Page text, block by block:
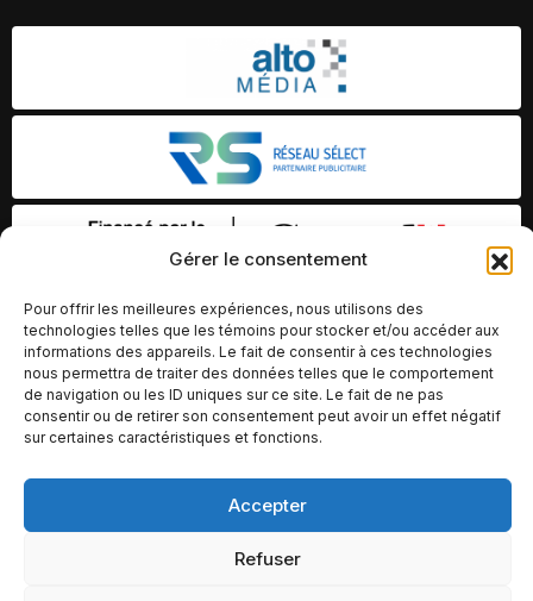
Gérer le consentement
Pour offrir les meilleures expériences, nous utilisons des
technologies telles que les témoins pour stocker et/ou accéder aux
informations des appareils. Le fait de consentir à ces technologies
nous permettra de traiter des données telles que le comportement
de navigation ou les ID uniques sur ce site. Le fait de ne pas
consentir ou de retirer son consentement peut avoir un effet négatif
sur certaines caractéristiques et fonctions.
Accepter
Refuser
© Copyright 2026 – Altomédia Inc |
Ce site internet a été conçu et développé par Chameleon Ideas